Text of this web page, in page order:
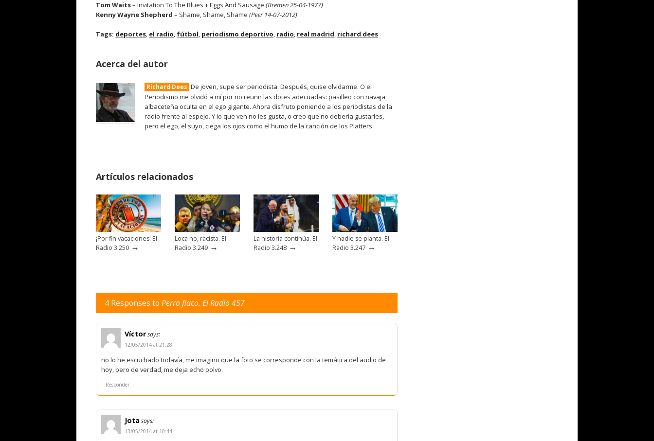
Tom Waits– Invitation To The Blues + Eggs And Sausage (Bremen 25-04-1977)
Kenny Wayne Shepherd – Shame, Shame, Shame (Peer 14-07-2012)
Tags: deportes, el radio, fútbol, periodismo deportivo, radio, real madrid, richard dees
Acerca del autor
Richard Dees De joven, supe ser periodista. Después, quise olvidarme. O el
Periodismo me olvidó a mí por no reunir las dotes adecuadas: pasilleo con navaja
albaceteña oculta en el ego gigante. Ahora disfruto poniendo a los periodistas de la
radio frente al espejo. Y lo que ven no les gusta, o creo que no debería gustarles,
pero el ego, el suyo, ciega los ojos como el humo de la canción de los Platters.
Artículos relacionados
¡Por fin vacaciones! El
Radio 3.250 →
Loca no, racista. El
Radio 3.249 →
La historia continúa. El
Radio 3.248 →
Y nadie se planta. El
Radio 3.247 →
4 Responses to Perro flaco. El Radio 457
Víctorsays:
12/05/2014 at 21:28
no lo he escuchado todavía, me imagino que la foto se corresponde con la temática del audio de
hoy, pero de verdad, me deja echo polvo.
Responder
Jota says:
13/05/2014 at 10:44